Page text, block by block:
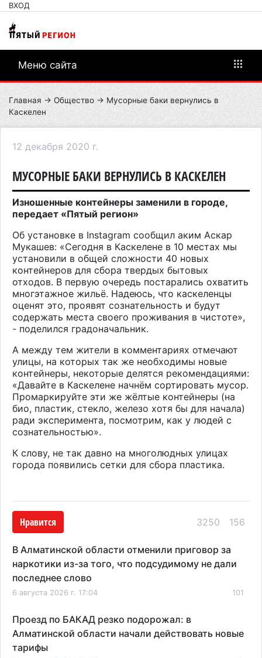
ВХОД
Меню сайта
Главная → Общество → Мусорные баки вернулись в
Каскелен
12 декабря 2020 г.
МУСОРНЫЕ БАКИ ВЕРНУЛИСЬ В КАСКЕЛЕН
Изношенные контейнеры заменили в городе,
передает «Пятый регион»
Об установке в Instagram сообщил аким Аскар
Мукашев: «Сегодня в Каскелене в 10 местах мы
установили в общей сложности 40 новых
контейнеров для сбора твердых бытовых
отходов. В первую очередь постарались охватить
многэтажное жильё. Надеюсь, что каскеленцы
оценят это, проявят сознательность и будут
содержать места своего проживания в чистоте»,
- поделился градоначальник.
А между тем жители в комментариях отмечают
улицы, на которых так же необходимы новые
контейнеры, некоторые делятся рекомендациями:
«Давайте в Каскелене начнём сортировать мусор.
Промаркируйте эти же жёлтые контейнеры (на
био, пластик, стекло, железо хотя бы для начала)
ради эксперимента, посмотрим, как у людей с
сознательностью».
К слову, не так давно на многолюдных улицах
города появились сетки для сбора пластика.
Нравится 3250 156
В Алматинской области отменили приговор за
наркотики из-за того, что подсудимому не дали
последнее слово
6 августа 2026 г. 17:04 101
Проезд по БАКАД резко подорожал: в
Алматинской области начали действовать новые
тарифы